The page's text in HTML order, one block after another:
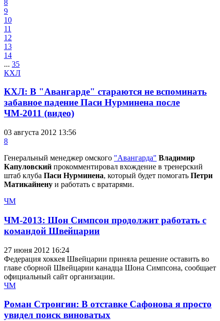
8
9
10
11
12
13
14
... 35
КХЛ
КХЛ: В "Авангарде" стараются не вспоминать
забавное падение Паси Нурминена после
ЧМ-2011 (видео)
03 августа 2012 13:56
8
Генеральный менеджер омского "Авангарда" Владимир
Капуловский прокомментировал вхождение в тренерский
штаб клуба Паси Нурминена, который будет помогать Петри
Матикайнену и работать с вратарями.
ЧМ
ЧМ-2013: Шон Симпсон продолжит работать с
командой Швейцарии
27 июня 2012 16:24
Федерация хоккея Швейцарии приняла решение оставить во
главе сборной Швейцарии канадца Шона Симпсона, сообщает
официальный сайт организации.
ЧМ
Роман Стронгин: В отставке Сафонова я просто
увидел поиск виноватых